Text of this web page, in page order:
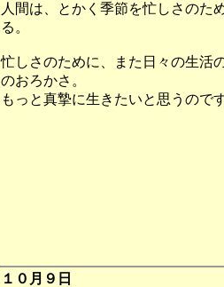
人間は、とかく季節を忙しさのた
る。
忙しさのために、また日々の生活
のおろかさ。
もっと真摯に生きたいと思うのです
１０月９日